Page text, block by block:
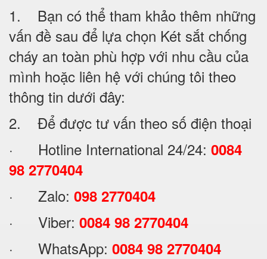
1. Bạn có thể tham khảo thêm những
vấn đề sau để lựa chọn Két sắt chống
cháy an toàn phù hợp với nhu cầu của
mình hoặc liên hệ với chúng tôi theo
thông tin dưới đây:
2. Để được tư vấn theo số điện thoại
· Hotline International 24/24: 0084
98 2770404
· Zalo: 098 2770404
· Viber: 0084 98 2770404
· WhatsApp: 0084 98 2770404